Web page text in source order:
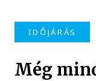
IDŐJÁRÁS
Még